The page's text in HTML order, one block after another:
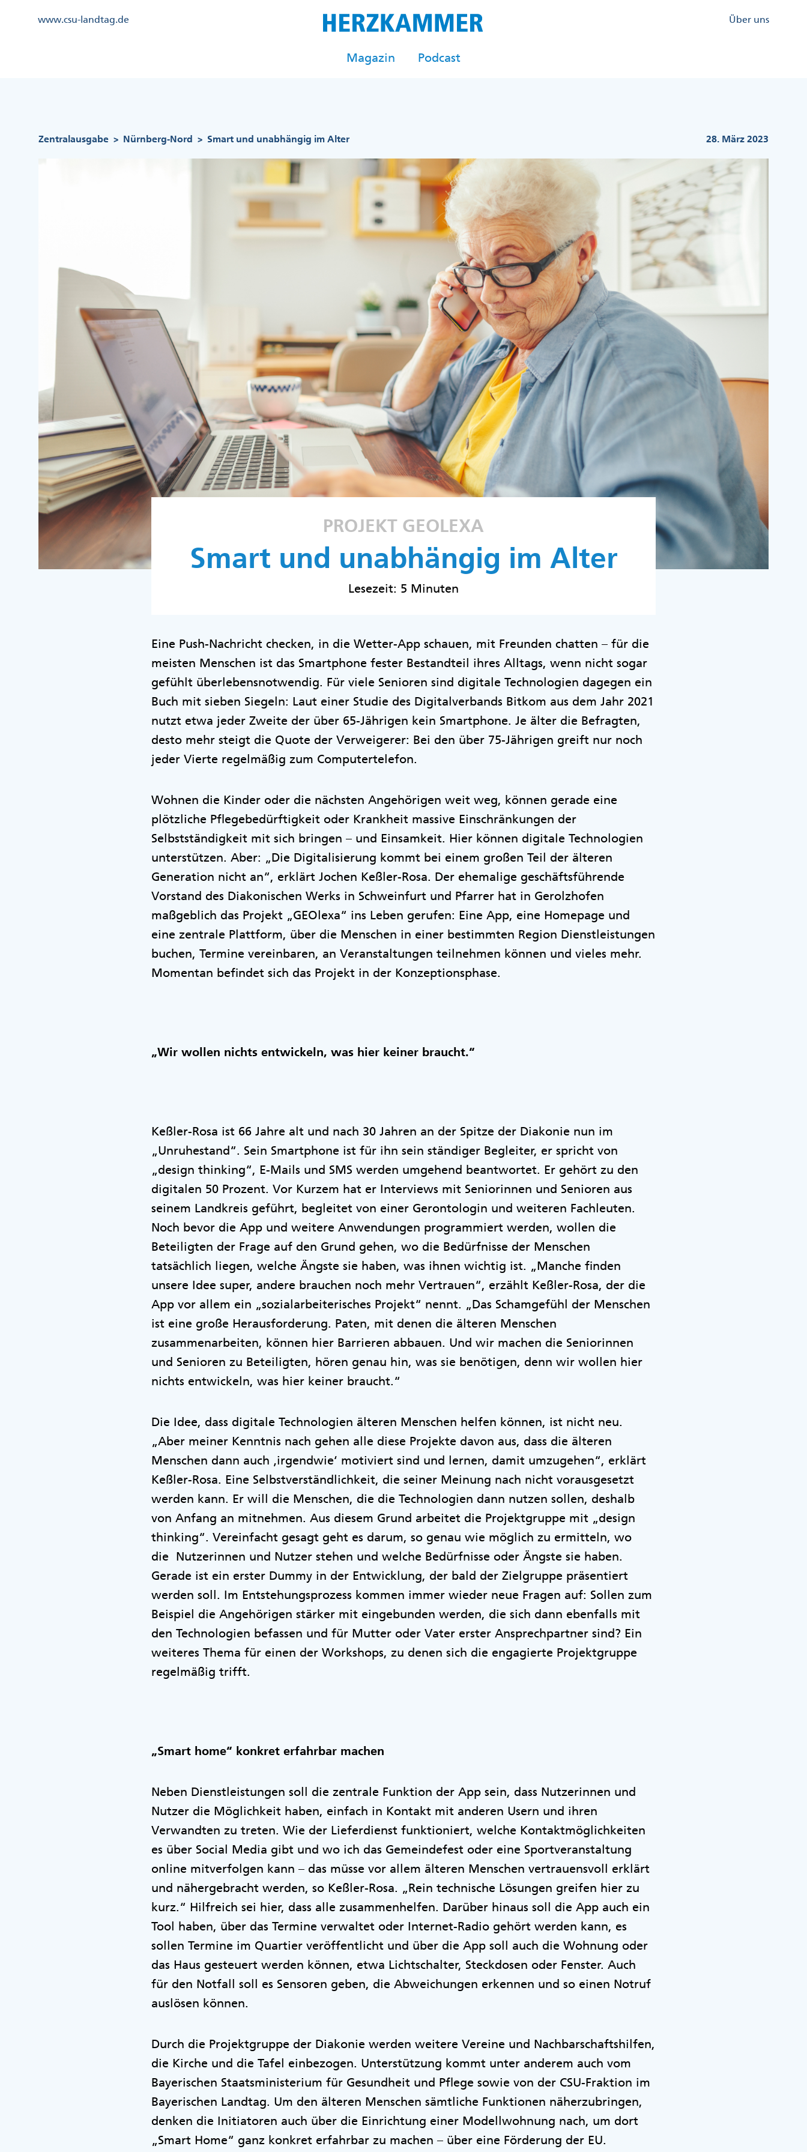
Kopfzeile
www.csu-landtag.de
Kopfzeile
Über uns
Magazin Podcast
Zentralausgabe > Nürnberg-Nord > Smart und unabhängig im Alter 28. März 2023
PROJEKT GEOLEXA
Smart und unabhängig im Alter
Lesezeit: 5 Minuten
Eine Push-Nachricht checken, in die Wetter-App schauen, mit Freunden chatten – für die
meisten Menschen ist das Smartphone fester Bestandteil ihres Alltags, wenn nicht sogar
gefühlt überlebensnotwendig. Für viele Senioren sind digitale Technologien dagegen ein
Buch mit sieben Siegeln: Laut einer Studie des Digitalverbands Bitkom aus dem Jahr 2021
nutzt etwa jeder Zweite der über 65-Jährigen kein Smartphone. Je älter die Befragten,
desto mehr steigt die Quote der Verweigerer: Bei den über 75-Jährigen greift nur noch
jeder Vierte regelmäßig zum Computertelefon.
Wohnen die Kinder oder die nächsten Angehörigen weit weg, können gerade eine
plötzliche Pflegebedürftigkeit oder Krankheit massive Einschränkungen der
Selbstständigkeit mit sich bringen – und Einsamkeit. Hier können digitale Technologien
unterstützen. Aber: „Die Digitalisierung kommt bei einem großen Teil der älteren
Generation nicht an“, erklärt Jochen Keßler-Rosa. Der ehemalige geschäftsführende
Vorstand des Diakonischen Werks in Schweinfurt und Pfarrer hat in Gerolzhofen
maßgeblich das Projekt „GEOlexa“ ins Leben gerufen: Eine App, eine Homepage und
eine zentrale Plattform, über die Menschen in einer bestimmten Region Dienstleistungen
buchen, Termine vereinbaren, an Veranstaltungen teilnehmen können und vieles mehr.
Momentan befindet sich das Projekt in der Konzeptionsphase.
„Wir wollen nichts entwickeln, was hier keiner braucht.“
Keßler-Rosa ist 66 Jahre alt und nach 30 Jahren an der Spitze der Diakonie nun im
„Unruhestand“. Sein Smartphone ist für ihn sein ständiger Begleiter, er spricht von
„design thinking“, E-Mails und SMS werden umgehend beantwortet. Er gehört zu den
digitalen 50 Prozent. Vor Kurzem hat er Interviews mit Seniorinnen und Senioren aus
seinem Landkreis geführt, begleitet von einer Gerontologin und weiteren Fachleuten.
Noch bevor die App und weitere Anwendungen programmiert werden, wollen die
Beteiligten der Frage auf den Grund gehen, wo die Bedürfnisse der Menschen
tatsächlich liegen, welche Ängste sie haben, was ihnen wichtig ist. „Manche finden
unsere Idee super, andere brauchen noch mehr Vertrauen“, erzählt Keßler-Rosa, der die
App vor allem ein „sozialarbeiterisches Projekt“ nennt. „Das Schamgefühl der Menschen
ist eine große Herausforderung. Paten, mit denen die älteren Menschen
zusammenarbeiten, können hier Barrieren abbauen. Und wir machen die Seniorinnen
und Senioren zu Beteiligten, hören genau hin, was sie benötigen, denn wir wollen hier
nichts entwickeln, was hier keiner braucht.“
Die Idee, dass digitale Technologien älteren Menschen helfen können, ist nicht neu.
„Aber meiner Kenntnis nach gehen alle diese Projekte davon aus, dass die älteren
Menschen dann auch ‚irgendwie‘ motiviert sind und lernen, damit umzugehen“, erklärt
Keßler-Rosa. Eine Selbstverständlichkeit, die seiner Meinung nach nicht vorausgesetzt
werden kann. Er will die Menschen, die die Technologien dann nutzen sollen, deshalb
von Anfang an mitnehmen. Aus diesem Grund arbeitet die Projektgruppe mit „design
thinking“. Vereinfacht gesagt geht es darum, so genau wie möglich zu ermitteln, wo
die Nutzerinnen und Nutzer stehen und welche Bedürfnisse oder Ängste sie haben.
Gerade ist ein erster Dummy in der Entwicklung, der bald der Zielgruppe präsentiert
werden soll. Im Entstehungsprozess kommen immer wieder neue Fragen auf: Sollen zum
Beispiel die Angehörigen stärker mit eingebunden werden, die sich dann ebenfalls mit
den Technologien befassen und für Mutter oder Vater erster Ansprechpartner sind? Ein
weiteres Thema für einen der Workshops, zu denen sich die engagierte Projektgruppe
regelmäßig trifft.
„Smart home“ konkret erfahrbar machen
Neben Dienstleistungen soll die zentrale Funktion der App sein, dass Nutzerinnen und
Nutzer die Möglichkeit haben, einfach in Kontakt mit anderen Usern und ihren
Verwandten zu treten. Wie der Lieferdienst funktioniert, welche Kontaktmöglichkeiten
es über Social Media gibt und wo ich das Gemeindefest oder eine Sportveranstaltung
online mitverfolgen kann – das müsse vor allem älteren Menschen vertrauensvoll erklärt
und nähergebracht werden, so Keßler-Rosa. „Rein technische Lösungen greifen hier zu
kurz.“ Hilfreich sei hier, dass alle zusammenhelfen. Darüber hinaus soll die App auch ein
Tool haben, über das Termine verwaltet oder Internet-Radio gehört werden kann, es
sollen Termine im Quartier veröffentlicht und über die App soll auch die Wohnung oder
das Haus gesteuert werden können, etwa Lichtschalter, Steckdosen oder Fenster. Auch
für den Notfall soll es Sensoren geben, die Abweichungen erkennen und so einen Notruf
auslösen können.
Durch die Projektgruppe der Diakonie werden weitere Vereine und Nachbarschaftshilfen,
die Kirche und die Tafel einbezogen. Unterstützung kommt unter anderem auch vom
Bayerischen Staatsministerium für Gesundheit und Pflege sowie von der CSU-Fraktion im
Bayerischen Landtag. Um den älteren Menschen sämtliche Funktionen näherzubringen,
denken die Initiatoren auch über die Einrichtung einer Modellwohnung nach, um dort
„Smart Home“ ganz konkret erfahrbar zu machen – über eine Förderung der EU.